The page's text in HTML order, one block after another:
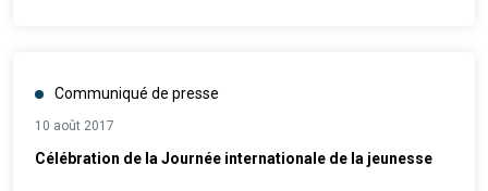
Communiqué de presse
10 août 2017
Célébration de la Journée internationale de la jeunesse